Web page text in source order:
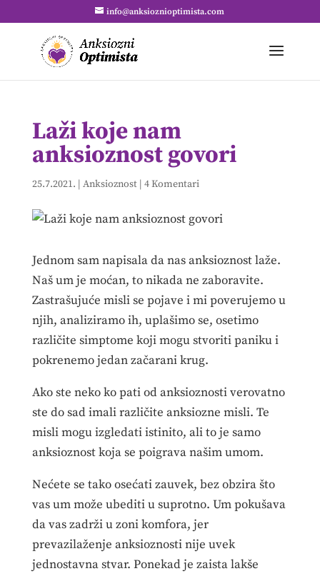
info@anksioznioptimista.com
Laži koje nam
anksioznost govori
25.7.2021. | Anksioznost| 4 Komentari
Jednom sam napisala da nas anksioznost laže.
Naš um je moćan, to nikada ne zaboravite.
Zastrašujuće misli se pojave i mi poverujemo u
njih, analiziramo ih, uplašimo se, osetimo
različite simptome koji mogu stvoriti paniku i
pokrenemo jedan začarani krug.
Ako ste neko ko pati od anksioznosti verovatno
ste do sad imali različite anksiozne misli. Te
misli mogu izgledati istinito, ali to je samo
anksioznost koja se poigrava našim umom.
Nećete se tako osećati zauvek, bez obzira što
vas um može ubediti u suprotno. Um pokušava
da vas zadrži u zoni komfora, jer
prevazilaženje anksioznosti nije uvek
jednostavna stvar. Ponekad je zaista lakše